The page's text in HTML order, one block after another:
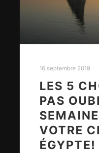
16 septembre 2019
LES 5
PAS
VOTRE
ÉGYPTE!